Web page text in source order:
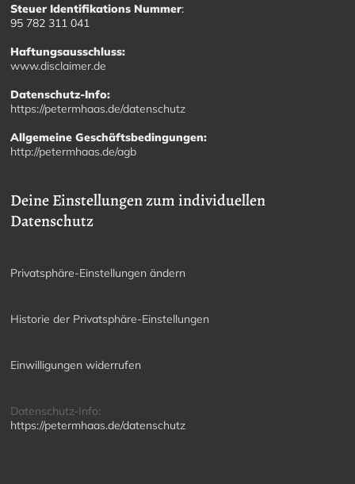
Steuer Identifikations Nummer:
95 782 311 041
Haftungsausschluss:
www.disclaimer.de
Datenschutz-Info:
https://petermhaas.de/datenschutz
Allgemeine Geschäftsbedingungen:
http://petermhaas.de/agb
Deine Einstellungen zum individuellen
Datenschutz
Privatsphäre-Einstellungen ändern
Historie der Privatsphäre-Einstellungen
Einwilligungen widerrufen
Datenschutz-Info:
https://petermhaas.de/datenschutz